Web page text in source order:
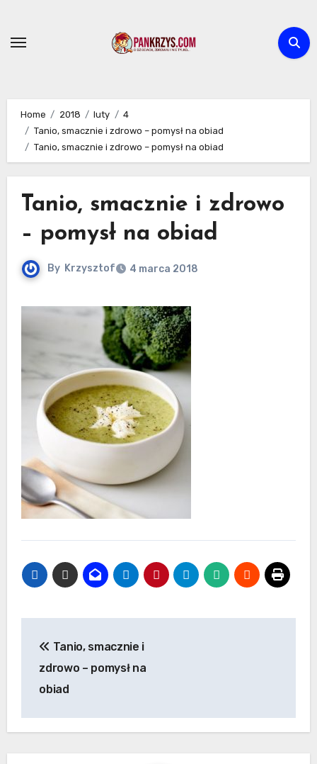
content
Home 2018 luty
4
Tanio, smacznie i zdrowo – pomysł na obiad
Tanio, smacznie i zdrowo – pomysł na obiad
Tanio, smacznie i zdrowo
– pomysł na obiad
By Krzysztof 4 marca 2018
wpisu
Tanio, smacznie i
zdrowo – pomysł na
obiad